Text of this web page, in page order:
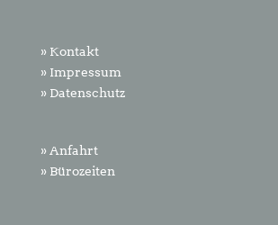
» Kontakt
» Impressum
» Datenschutz
» Anfahrt
» Bürozeiten